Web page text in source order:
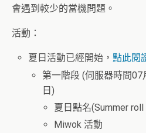
會遇到較少的當機問題。
活動：
夏日活動已經開始，點此閱
第一階段 (伺服器時間07
日)
夏日點名(Summer roll
Miwok 活動